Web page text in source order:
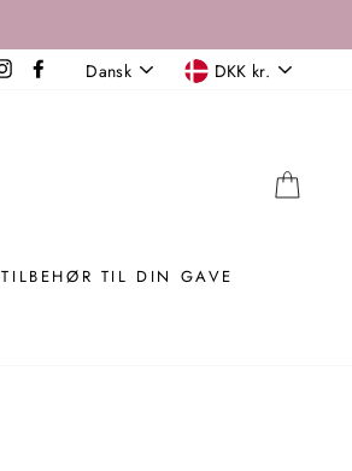
InstagramFacebook
SPROG
Dansk VALUTA
DKK kr.
TILBEHØR TIL DIN GAVE